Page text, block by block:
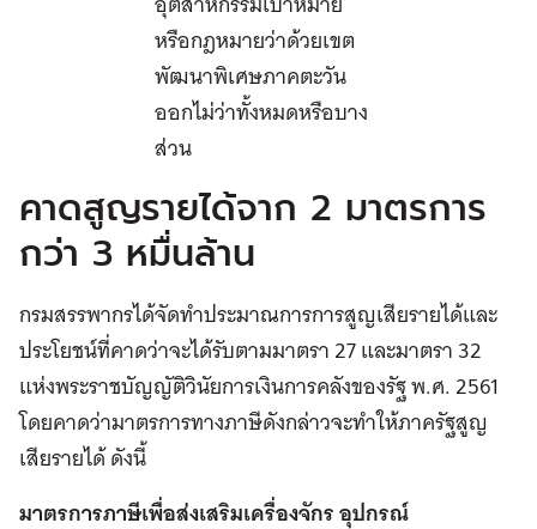
หรือกฎหมายว่าด้วยเขต
พัฒนาพิเศษภาคตะวัน
ออกไม่ว่าทั้งหมดหรือบาง
ส่วน
คาดสูญรายได้จาก 2 มาตรการ
กว่า 3 หมื่นล้าน
กรมสรรพากรได้จัดทำประมาณการการสูญเสียรายได้และ
ประโยชน์ที่คาดว่าจะได้รับตามมาตรา 27 และมาตรา 32
แห่งพระราชบัญญัติวินัยการเงินการคลังของรัฐ พ.ศ. 2561
โดยคาดว่ามาตรการทางภาษีดังกล่าวจะทำให้ภาครัฐสูญ
เสียรายได้ ดังนี้
มาตรการภาษีเพื่อส่งเสริมเครื่องจักร อุปกรณ์